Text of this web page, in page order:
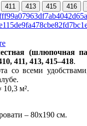
411 413 415 416
(шлюпочная
411, 413, 415–418.
со всеми
м².
– 80х190 см.